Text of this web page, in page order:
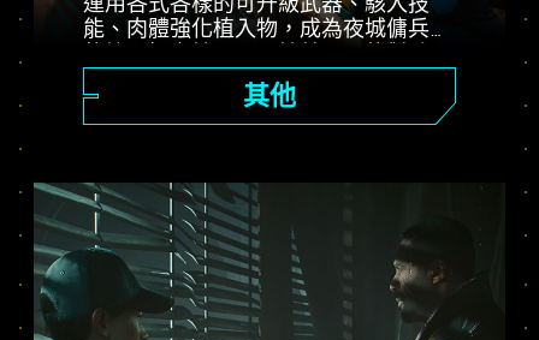
運用各式各樣的可升級武器、駭入技
能、肉體強化植入物，成為夜城傭兵界
遠距壓制敵方，或潛行深入戒備森嚴的
地點。
其他